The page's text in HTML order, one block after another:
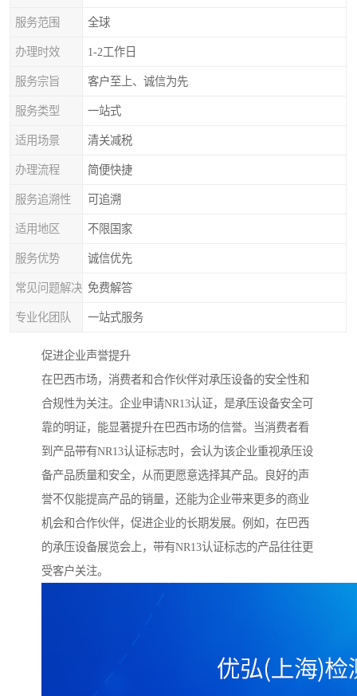
服务范围 全球
办理时效 1-2工作日
服务宗旨 客户至上、诚信为先
服务类型 一站式
适用场景 清关减税
办理流程 简便快捷
服务追溯性 可追溯
适用地区 不限国家
服务优势 诚信优先
常见问题解决 免费解答
专业化团队 一站式服务
促进企业声誉提升
在巴西市场，消费者和合作伙伴对承压设备的安全性和
合规性为关注。企业申请NR13认证，是承压设备安全可
靠的明证，能显著提升在巴西市场的信誉。当消费者看
到产品带有NR13认证标志时，会认为该企业重视承压设
备产品质量和安全，从而更愿意选择其产品。良好的声
誉不仅能提高产品的销量，还能为企业带来更多的商业
机会和合作伙伴，促进企业的长期发展。例如，在巴西
的承压设备展览会上，带有NR13认证标志的产品往往更
受客户关注。